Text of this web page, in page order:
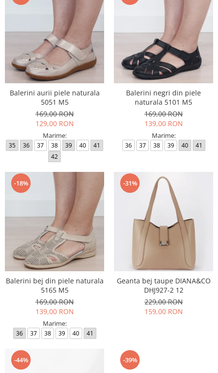
Balerini aurii piele naturala
5051 M5
169,00 RON
129,00 RON
Marime:
35 36 37 38 39 40
41
42
Balerini negri din piele
naturala 5101 M5
169,00 RON
139,00 RON
Marime:
36 37 38 39 40 41
-18%
Balerini bej din piele naturala
5165 M5
169,00 RON
139,00 RON
Marime:
36 37 38 39 40 41
-31%
Geanta bej taupe DIANA&CO
DHJ927-2 12
229,00 RON
159,00 RON
-44% -39%